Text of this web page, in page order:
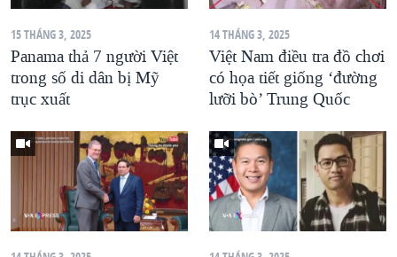
15 THÁNG 3, 2025
Panama thả 7 người Việt
trong số di dân bị Mỹ
trục xuất
14 THÁNG 3, 2025
Việt Nam điều tra đồ chơi
có họa tiết giống ‘đường
lưỡi bò’ Trung Quốc